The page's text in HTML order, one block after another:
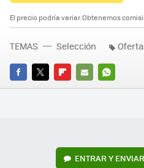
El precio podría variar. Obtenemos
FACEBOOK
TWITTERFLIPBOARD
E-
WHATSAPP
TEMAS Selección
ENTRAR Y